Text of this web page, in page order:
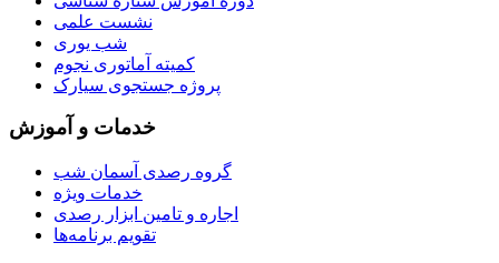
نشست علمی
شب یوری
کمیته آماتوری نجوم
پروژه جستجوی سیارک
خدمات و آموزش
گروه رصدی آسمان شب
خدمات ویژه
اجاره و تامین ابزار رصدی
تقویم برنامه‌ها